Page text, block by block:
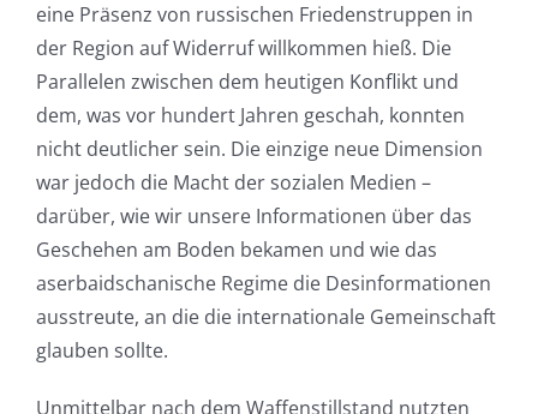
eine Präsenz von russischen Friedenstruppen in
der Region auf Widerruf willkommen hieß. Die
Parallelen zwischen dem heutigen Konflikt und
dem, was vor hundert Jahren geschah, konnten
nicht deutlicher sein. Die einzige neue Dimension
war jedoch die Macht der sozialen Medien –
darüber, wie wir unsere Informationen über das
Geschehen am Boden bekamen und wie das
aserbaidschanische Regime die Desinformationen
ausstreute, an die die internationale Gemeinschaft
glauben sollte.
Unmittelbar nach dem Waffenstillstand nutzten